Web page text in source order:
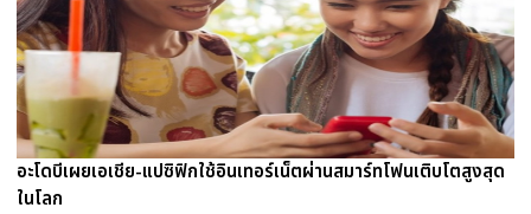
อะโดบีเผยเอเชีย-แปซิฟิกใช้อินเทอร์เน็ตผ่านสมาร์ทโฟนเติบโตสูงสุด
ในโลก